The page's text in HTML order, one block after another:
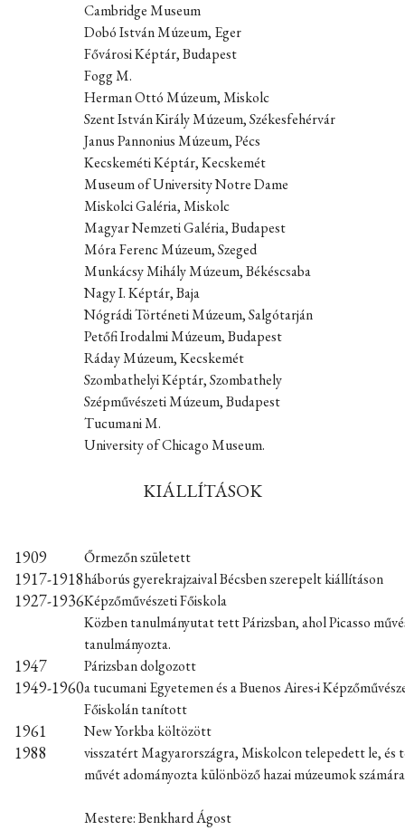
Cambridge Museum
Dobó István Múzeum, Eger
Fővárosi Képtár, Budapest
Fogg M.
Herman Ottó Múzeum, Miskolc
Szent István Király Múzeum, Székesfehérvár
Janus Pannonius Múzeum, Pécs
Kecskeméti Képtár, Kecskemét
Museum of University Notre Dame
Miskolci Galéria, Miskolc
Magyar Nemzeti Galéria, Budapest
Móra Ferenc Múzeum, Szeged
Munkácsy Mihály Múzeum, Békéscsaba
Nagy I. Képtár, Baja
Nógrádi Történeti Múzeum, Salgótarján
Petőfi Irodalmi Múzeum, Budapest
Ráday Múzeum, Kecskemét
Szombathelyi Képtár, Szombathely
Szépművészeti Múzeum, Budapest
Tucumani M.
University of Chicago Museum.
KIÁLLÍTÁSOK
1909 Őrmezőn született
1917-1918háborús gyerekrajzaival Bécsben szerepelt kiállításon
1927-1936Képzőművészeti Főiskola
Közben tanulmányutat tett Párizsban, ahol Picasso
tanulmányozta.
1947 Párizsban dolgozott
1949-1960a tucumani Egyetemen és a Buenos Aires-i
Főiskolán tanított
1961 New Yorkba költözött
1988
visszatért Magyarországra, Miskolcon telepedett le, és
művét adományozta különböző hazai múzeumok számára
Mestere: Benkhard Ágost